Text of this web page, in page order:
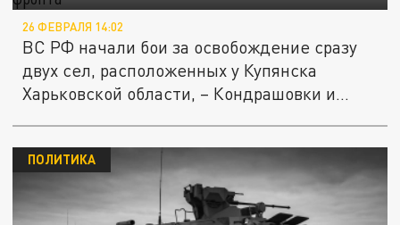
26 ФЕВРАЛЯ 14:02
ВС РФ начали бои за освобождение сразу
двух сел, расположенных у Купянска
Харьковской области, – Кондрашовки и...
ПОЛИТИКА